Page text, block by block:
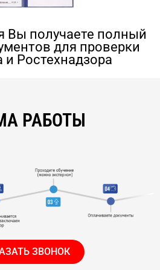
Вы получаете полный
для проверки
и Ростехнадзора
РАБОТЫ
ЗВОНОК